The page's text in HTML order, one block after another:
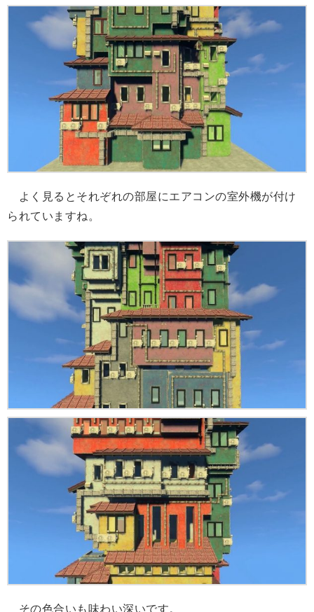
よく見るとそれぞれの部屋にエアコンの室外機が付け
られていますね。
その色合いも味わい深いです。